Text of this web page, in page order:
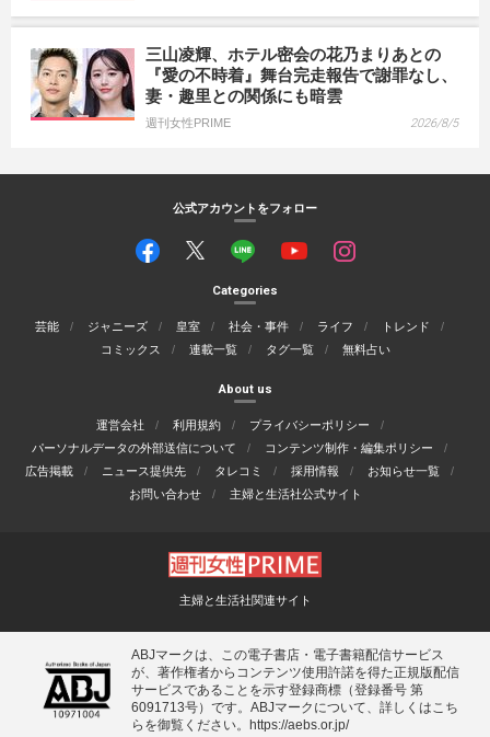
三山凌輝、ホテル密会の花乃まりあとの
『愛の不時着』舞台完走報告で謝罪なし、
妻・趣里との関係にも暗雲
週刊女性PRIME 2026/8/5
公式アカウントをフォロー
Categories
芸能 ジャニーズ 皇室 社会・事件 ライフ
トレンド
コミックス
連載一覧 タグ一覧 無料占い
About us
運営会社 利用規約
プライバシーポリシー
パーソナルデータの外部送信について
コンテンツ制作・編集ポリシー
広告掲載
ニュース提供先 タレコミ 採用情報
お知らせ一覧
お問い合わせ
主婦と生活社公式サイト
主婦と生活社関連サイト
ABJマークは、この電子書店・電子書籍配信サービス
が、著作権者からコンテンツ使用許諾を得た正規版配信
サービスであることを示す登録商標（登録番号 第
6091713号）です。ABJマークについて、詳しくはこち
らを御覧ください。
https://aebs.or.jp/